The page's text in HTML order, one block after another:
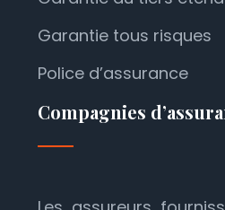
Garantie tous risques
Police d’assurance
Compagnies